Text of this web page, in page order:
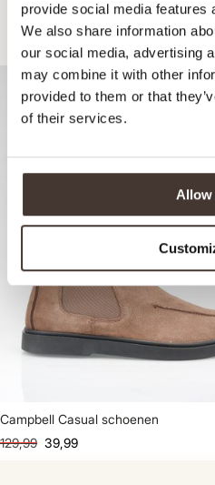
provide social media features
We also share information
our social media, advertising
may combine it with other
provided to them or that
of their services.
Allow
Recommandé
Campbell Casual schoenen
129,99 39,99